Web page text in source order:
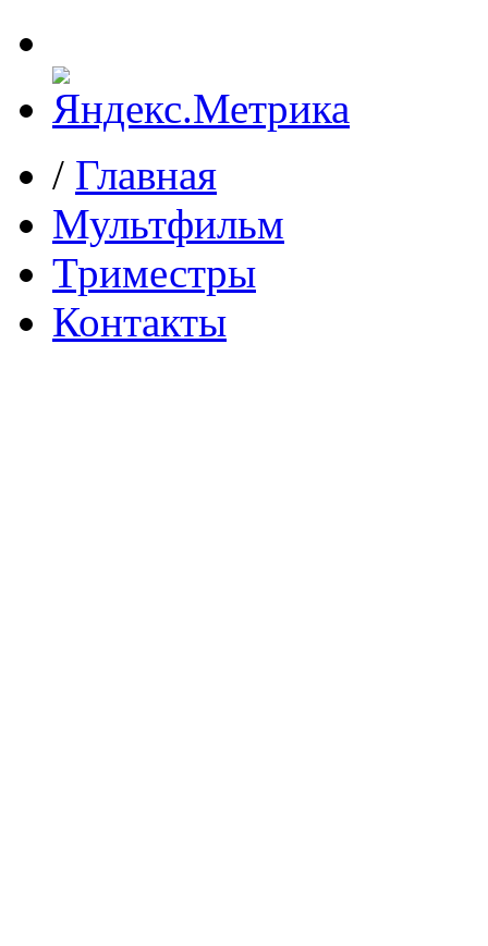
/ Главная
Мультфильм
Триместры
Контакты